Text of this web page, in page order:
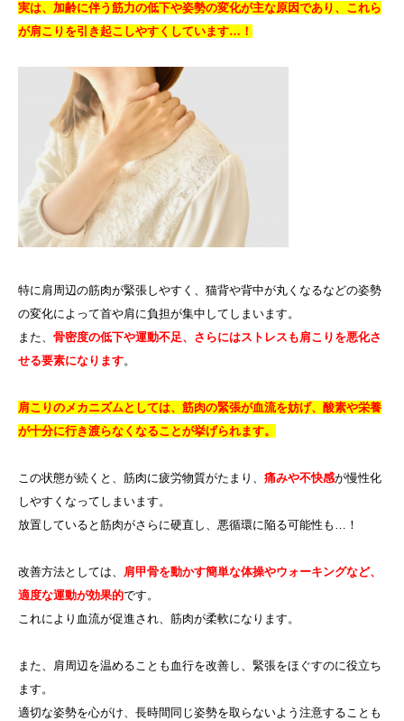
実は、加齢に伴う筋力の低下や姿勢の変化が主な原因であり、これら
が肩こりを引き起こしやすくしています…！
特に肩周辺の筋肉が緊張しやすく、猫背や背中が丸くなるなどの姿勢
の変化によって首や肩に負担が集中してしまいます。
また、 骨密度の低下や運動不足、さらにはストレスも肩こりを悪化さ
せる要素になります。
肩こりのメカニズムとしては、筋肉の緊張が血流を妨げ、酸素や栄養
が十分に行き渡らなくなることが挙げられます。
この状態が続くと、筋肉に疲労物質がたまり、 痛みや不快感が慢性化
しやすくなってしまいます。
放置していると筋肉がさらに硬直し、悪循環に陥る可能性も…！
改善方法としては、 肩甲骨を動かす簡単な体操やウォーキングなど、
適度な運動が効果的です。
これにより血流が促進され、筋肉が柔軟になります。
また、肩周辺を温めることも血行を改善し、緊張をほぐすのに役立ち
ます。
適切な姿勢を心がけ、長時間同じ姿勢を取らないよう注意することも